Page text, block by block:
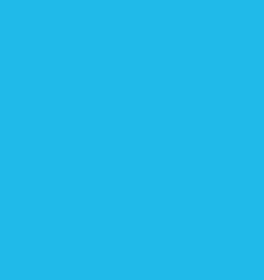
in der
werden
wir die
dass